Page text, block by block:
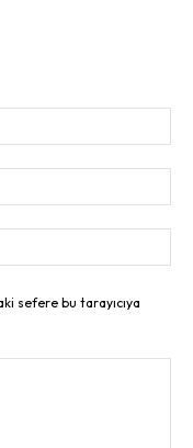
sefere bu tarayıcıya